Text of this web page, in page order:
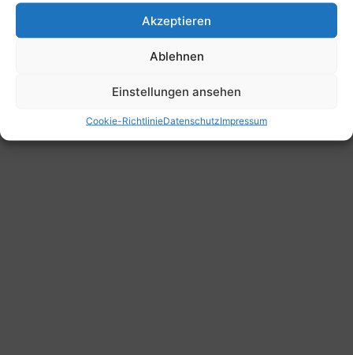
Akzeptieren
Ablehnen
Einstellungen ansehen
Cookie-RichtlinieDatenschutzImpressum